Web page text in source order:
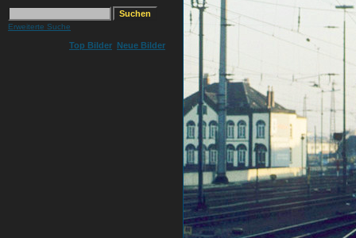
Erweiterte Suche
Top Bilder Neue Bilder